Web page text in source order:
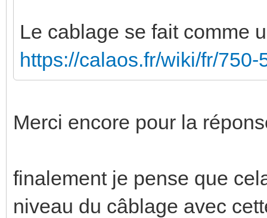
Le cablage se fait comme
https://calaos.fr/wiki/fr/750-
Merci encore pour la
finalement je pense que
niveau du câblage avec